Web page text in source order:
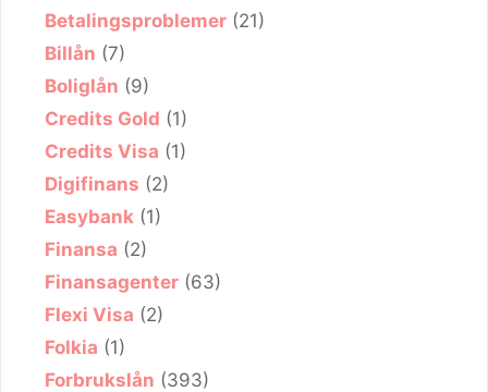
Betalingsproblemer (21)
Billån (7)
Boliglån (9)
Credits Gold (1)
Credits Visa (1)
Digifinans (2)
Easybank (1)
Finansa (2)
Finansagenter (63)
Flexi Visa (2)
Folkia (1)
Forbrukslån (393)